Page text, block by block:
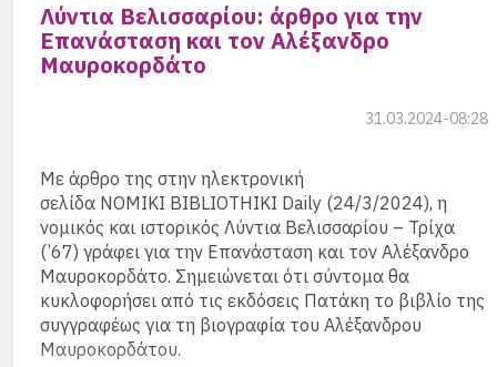
Όπως αναφέρεται στη σελίδα fb του περιοδικού: Μετά
από μεγάλη αναμονή, το καινούριο πολάρ, αφιερωμένο
Θα το βρείτε στο e-shop μας και σε βιβλιοπωλεία της
Λύντια Βελισσαρίου: άρθρο για την
Επανάσταση και τον Αλέξανδρο
Μαυροκορδάτο
31.03.2024-08:28
Με άρθρο της στην ηλεκτρονική
σελίδα NOMIKI BIBLIOTHIKI Daily (24/3/2024), η
νομικός και ιστορικός Λύντια Βελισσαρίου – Τρίχα
(’67) γράφει για την Επανάσταση και τον Αλέξανδρο
Μαυροκορδάτο. Σημειώνεται ότι σύντομα θα
κυκλοφορήσει από τις εκδόσεις Πατάκη το βιβλίο της
συγγραφέως για τη βιογραφία του Αλέξανδρου
Μαυροκορδάτου.